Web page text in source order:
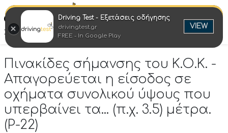
Στροφή στην επιτυχία
Πινακίδες σήμανσης του Κ.Ο.Κ. -
Απαγορεύεται η είσοδος σε
οχήματα συνολικού ύψους που
υπερβαίνει τα... (π.χ. 3.5) μέτρα.
(P-22)
Driving Test - Εξετάσεις οδήγησης
drivingtest.gr
FREE - In Google Play
VIEW